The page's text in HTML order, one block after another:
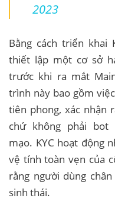
2023
Bằng cách triển khai
thiết lập một cơ sở
trước khi ra mắt
trình này bao gồm
tiên phong, xác nhận
chứ không phải
mạo. KYC hoạt động
vệ tính toàn vẹn của
rằng người dùng
sinh thái.